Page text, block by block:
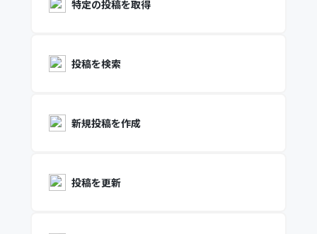
特定の投稿を取得
投稿を検索
新規投稿を作成
投稿を更新